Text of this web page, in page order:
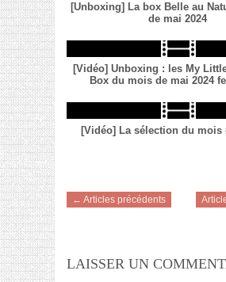
[Unboxing] La box Belle au
de mai 2024
[Vidéo] Unboxing : les My
Box du mois de mai 2024
[Vidéo] La sélection du mois
← Articles précédents
LAISSER UN